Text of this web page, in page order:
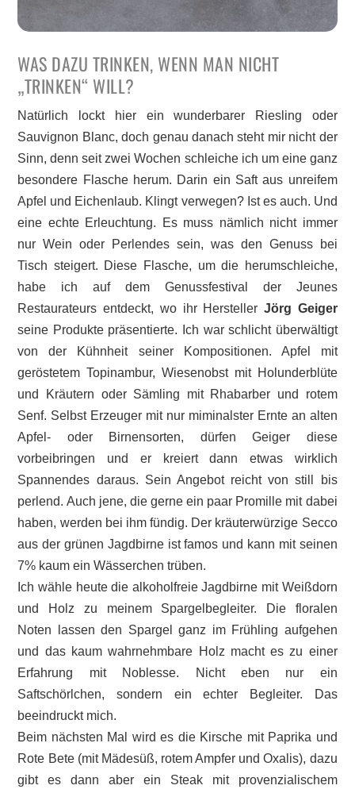
WAS DAZU TRINKEN, WENN MAN NICHT
„TRINKEN“ WILL?
Natürlich lockt hier ein wunderbarer Riesling oder
Sauvignon Blanc, doch genau danach steht mir nicht der
Sinn, denn seit zwei Wochen schleiche ich um eine ganz
besondere Flasche herum. Darin ein Saft aus unreifem
Apfel und Eichenlaub. Klingt verwegen? Ist es auch. Und
eine echte Erleuchtung. Es muss nämlich nicht immer
nur Wein oder Perlendes sein, was den Genuss bei
Tisch steigert. Diese Flasche, um die herumschleiche,
habe ich auf dem Genussfestival der Jeunes
Restaurateurs entdeckt, wo ihr Hersteller Jörg Geiger
seine Produkte präsentierte. Ich war schlicht überwältigt
von der Kühnheit seiner Kompositionen. Apfel mit
geröstetem Topinambur, Wiesenobst mit Holunderblüte
und Kräutern oder Sämling mit Rhabarber und rotem
Senf. Selbst Erzeuger mit nur miminalster Ernte an alten
Apfel- oder Birnensorten, dürfen Geiger diese
vorbeibringen und er kreiert dann etwas wirklich
Spannendes daraus. Sein Angebot reicht von still bis
perlend. Auch jene, die gerne ein paar Promille mit dabei
haben, werden bei ihm fündig. Der kräuterwürzige Secco
aus der grünen Jagdbirne ist famos und kann mit seinen
7% kaum ein Wässerchen trüben.
Ich wähle heute die alkoholfreie Jagdbirne mit Weißdorn
und Holz zu meinem Spargelbegleiter. Die floralen
Noten lassen den Spargel ganz im Frühling aufgehen
und das kaum wahrnehmbare Holz macht es zu einer
Erfahrung mit Noblesse. Nicht eben nur ein
Saftschörlchen, sondern ein echter Begleiter. Das
beeindruckt mich.
Beim nächsten Mal wird es die Kirsche mit Paprika und
Rote Bete (mit Mädesüß, rotem Ampfer und Oxalis), dazu
gibt es dann aber ein Steak mit provenzialischem